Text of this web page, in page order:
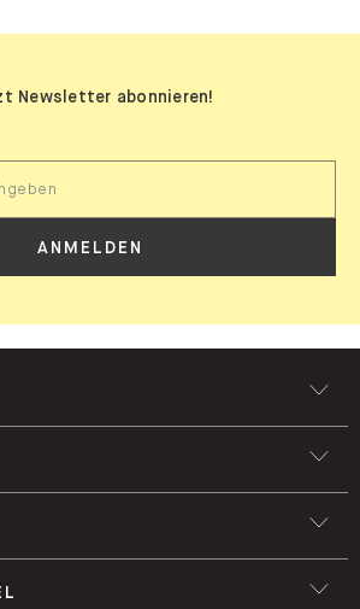
Newsletter abonnieren!
ANMELDEN